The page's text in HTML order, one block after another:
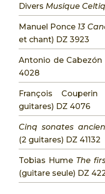
Divers Musique
Manuel Ponce 13
et chant) DZ 3923
Antonio de Cabezón
4028
François Couperin
guitares) DZ 4076
Cinq sonates
(2 guitares) DZ 41132
Tobias Hume The
(guitare seule) DZ